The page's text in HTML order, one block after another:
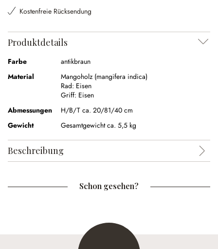
Kostenfreie Rücksendung
Produktdetails
Farbe
antikbraun
Material
Mangoholz (mangifera indica)
Rad: Eisen
Griff: Eisen
Abmessungen
H/B/T ca. 20/81/40 cm
Gewicht
Gesamtgewicht ca. 5,5 kg
Beschreibung
Schon gesehen?